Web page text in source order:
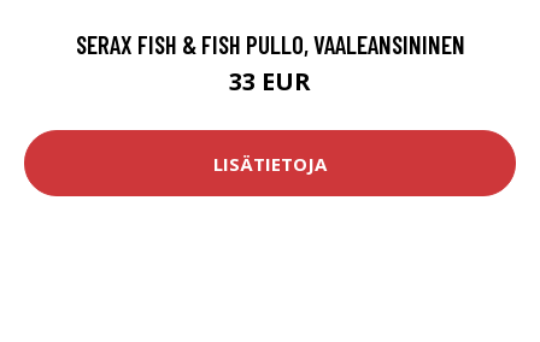
SERAX FISH & FISH PULLO, VAALEANSININEN
33 EUR
LISÄTIETOJA